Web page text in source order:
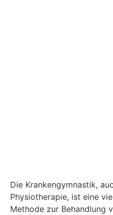
Die Krankengymnastik,
Physiotherapie, ist eine
Methode zur Behandlung